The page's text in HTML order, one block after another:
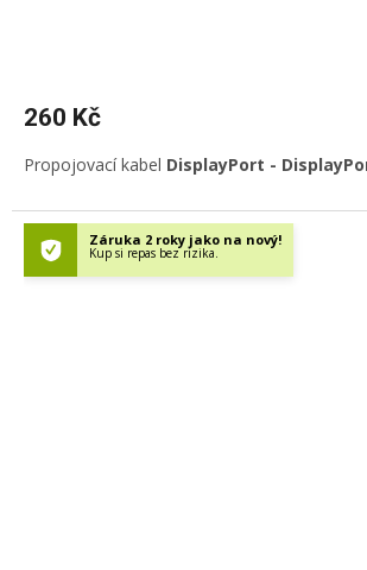
260 Kč
Propojovací kabel DisplayPort -
Záruka 2 roky jako na nový!
Kup si repas bez rizika.